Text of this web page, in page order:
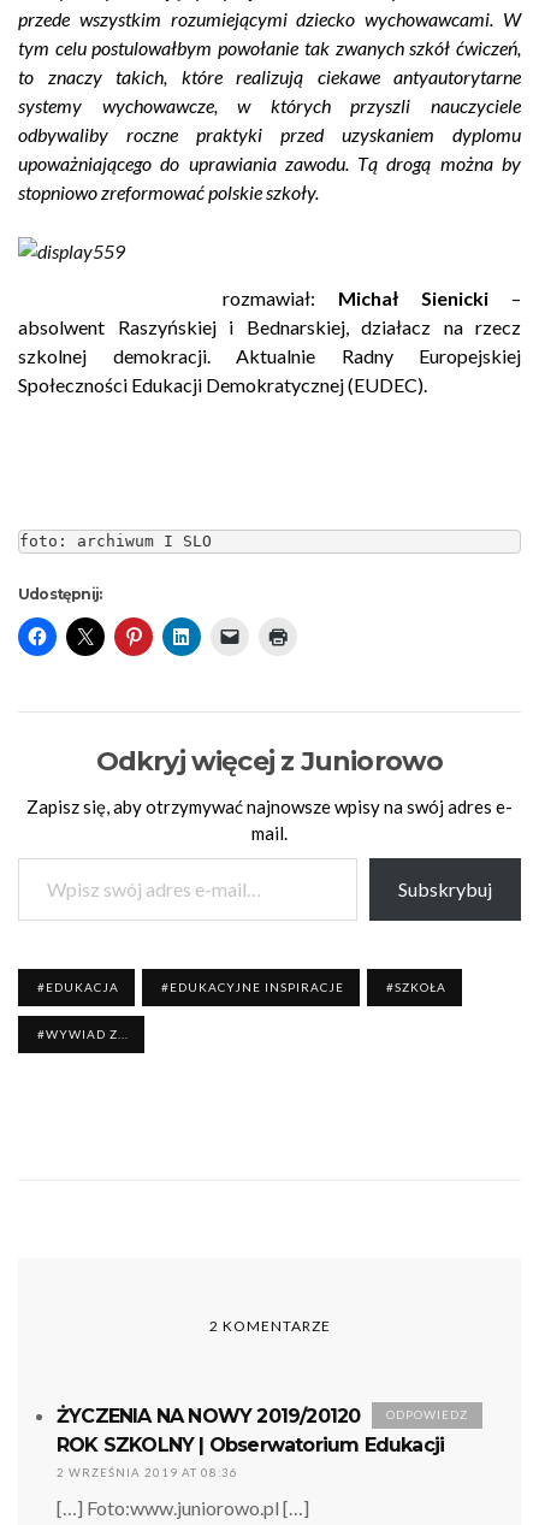
przede wszystkim rozumiejącymi dziecko wychowawcami. W
tym celu postulowałbym powołanie tak zwanych szkół ćwiczeń,
to znaczy takich, które realizują ciekawe antyautorytarne
systemy wychowawcze, w których przyszli nauczyciele
odbywaliby roczne praktyki przed uzyskaniem dyplomu
upoważniającego do uprawiania zawodu. Tą drogą można by
stopniowo zreformować polskie szkoły.
rozmawiał: Michał Sienicki –
absolwent Raszyńskiej i Bednarskiej, działacz na rzecz
szkolnej demokracji. Aktualnie Radny Europejskiej
Społeczności Edukacji Demokratycznej (EUDEC).
foto: archiwum I SLO
Udostępnij:
Odkryj więcej z Juniorowo
Zapisz się, aby otrzymywać najnowsze wpisy na swój adres e-
mail.
Wpisz swój adres e-mail…
Subskrybuj
EDUKACJA EDUKACYJNE INSPIRACJE SZKOŁA
WYWIAD Z...
2 KOMENTARZE
ODPOWIEDZ
ŻYCZENIA NA NOWY 2019/20120
ROK SZKOLNY | Obserwatorium Edukacji
2 WRZEŚNIA 2019 AT 08:36
[…] Foto:www.juniorowo.pl […]